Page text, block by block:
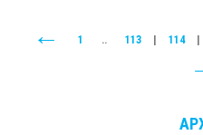
1 .. 113 114